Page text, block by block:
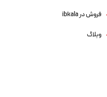
فروش در ibkala
وبلاگ